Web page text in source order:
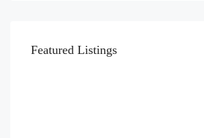
Featured Listings